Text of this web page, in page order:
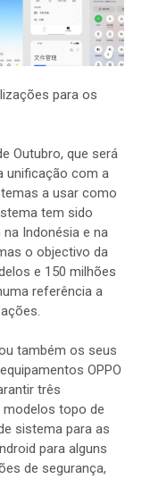
para os
Outubro, que será
unificação com a
a usar como
tem sido
Indonésia e na
o objectivo da
e 150 milhões
referência a
também os seus
OPPO
três
topo de
sistema para as
para alguns
de segurança,